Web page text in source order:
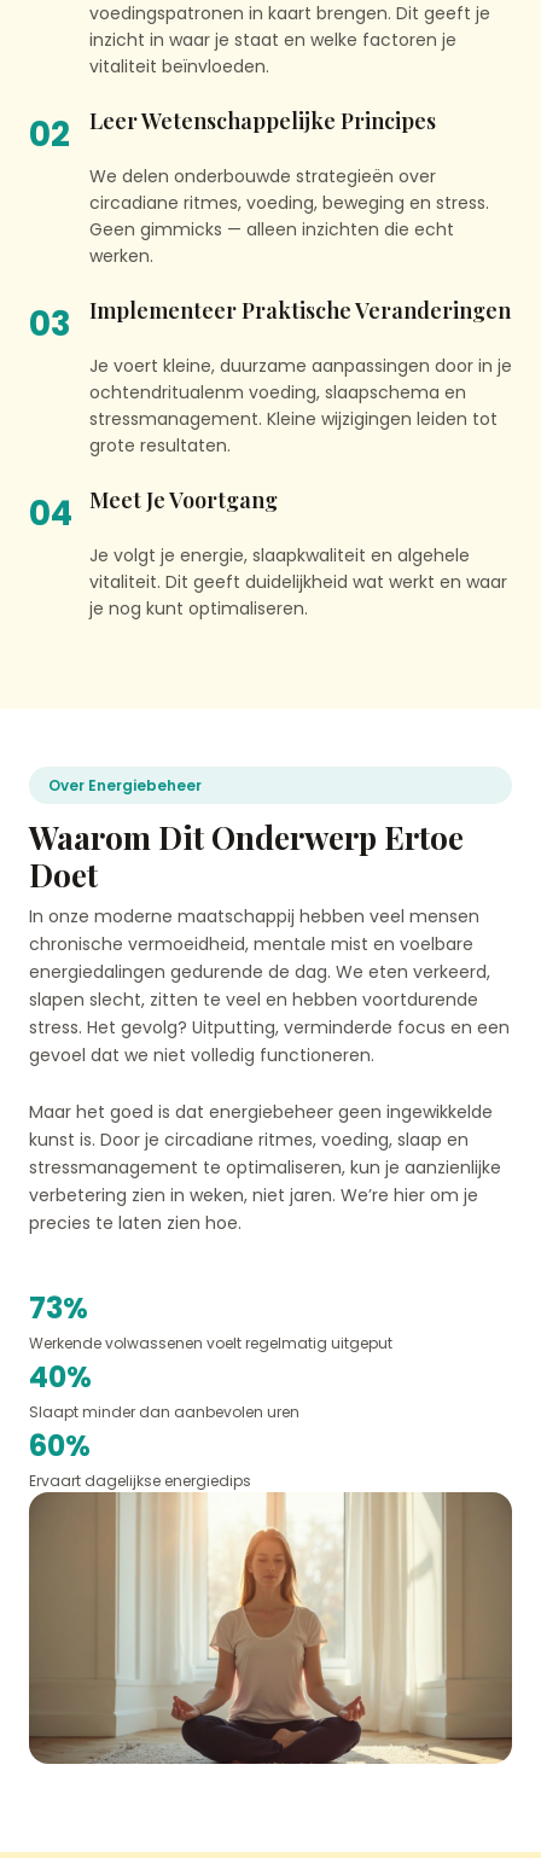
voedingspatronen in kaart brengen. Dit geeft je
inzicht in waar je staat en welke factoren je
vitaliteit beïnvloeden.
02 Leer Wetenschappelijke Principes
We delen onderbouwde strategieën over
circadiane ritmes, voeding, beweging en stress.
Geen gimmicks — alleen inzichten die echt
werken.
03 Implementeer Praktische Veranderingen
Je voert kleine, duurzame aanpassingen door in je
ochtendritualenm voeding, slaapschema en
stressmanagement. Kleine wijzigingen leiden tot
grote resultaten.
04 Meet Je Voortgang
Je volgt je energie, slaapkwaliteit en algehele
vitaliteit. Dit geeft duidelijkheid wat werkt en waar
je nog kunt optimaliseren.
Over Energiebeheer
Waarom Dit Onderwerp Ertoe
Doet
In onze moderne maatschappij hebben veel mensen
chronische vermoeidheid, mentale mist en voelbare
energiedalingen gedurende de dag. We eten verkeerd,
slapen slecht, zitten te veel en hebben voortdurende
stress. Het gevolg? Uitputting, verminderde focus en een
gevoel dat we niet volledig functioneren.
Maar het goed is dat energiebeheer geen ingewikkelde
kunst is. Door je circadiane ritmes, voeding, slaap en
stressmanagement te optimaliseren, kun je aanzienlijke
verbetering zien in weken, niet jaren. We’re hier om je
precies te laten zien hoe.
73%
Werkende volwassenen voelt regelmatig uitgeput
40%
Slaapt minder dan aanbevolen uren
60%
Ervaart dagelijkse energiedips